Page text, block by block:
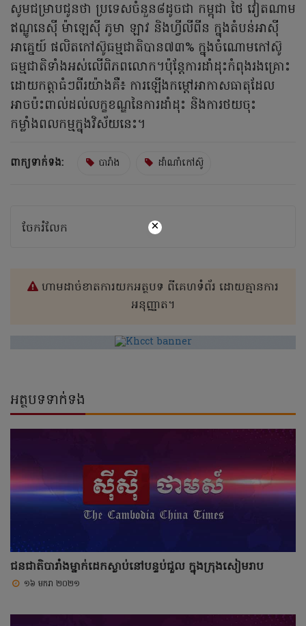
សូមជម្រាបជូនថា ប្រទេសចំនួន៨ដូចជា កម្ពុជា ថៃ វៀតណាម
ឥណ្ឌូនេស៊ី ម៉ាឡេស៊ី ភូមា ឡាវ និងហ្វីលីពីន ក្នុងតំបន់អាស៊ី
អាគ្នេយ៍ ផលិតកៅស៊ូធម្មជាតិបាន៧៣% ក្នុងចំណោមកៅស៊ូ
ធម្មជាតិទាំងអស់លើពិភពលោក។ប៉ុន្តែការដាំដុះកំពុងរងគ្រោះ
ដោយកត្តាធំៗពីរយ៉ាងគឺ៖ ការឡើងកម្ដៅអាកាសធាតុដែល
អាចប៉ះពាល់ដល់លក្ខខណ្ឌនៃការដាំដុះ និងការថយចុះ
កម្លាំងពលកម្មក្នុងវិស័យនេះ។
ពាក្យទាក់ទង: បារាំង ដាំណាំកៅស៊ូ
ចែករំលែក
ហាមដាច់ខាតការយកអត្ថបទ ពីគេហទំព័រ ដោយគ្មានការ
អនុញ្ញាត។
អត្ថបទទាក់ទង
ជនជាតិបារាំងម្នាក់ដេកស្លាប់នៅបន្ទប់ជួល ក្នុងក្រុងសៀមរាប
១៦ មករា ២០២១
×